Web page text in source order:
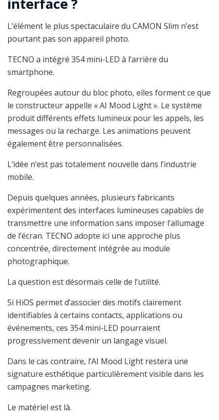
interface ?
L’élément le plus spectaculaire du CAMON Slim n’est
pourtant pas son appareil photo.
TECNO a intégré 354 mini-LED à l’arrière du
smartphone.
Regroupées autour du bloc photo, elles forment ce que
le constructeur appelle « AI Mood Light ». Le système
produit différents effets lumineux pour les appels, les
messages ou la recharge. Les animations peuvent
également être personnalisées.
L’idée n’est pas totalement nouvelle dans l’industrie
mobile.
Depuis quelques années, plusieurs fabricants
expérimentent des interfaces lumineuses capables de
transmettre une information sans imposer l’allumage
de l’écran. TECNO adopte ici une approche plus
concentrée, directement intégrée au module
photographique.
La question est désormais celle de l’utilité.
Si HiOS permet d’associer des motifs clairement
identifiables à certains contacts, applications ou
événements, ces 354 mini-LED pourraient
progressivement devenir un langage visuel.
Dans le cas contraire, l’AI Mood Light restera une
signature esthétique particulièrement visible dans les
campagnes marketing.
Le matériel est là.